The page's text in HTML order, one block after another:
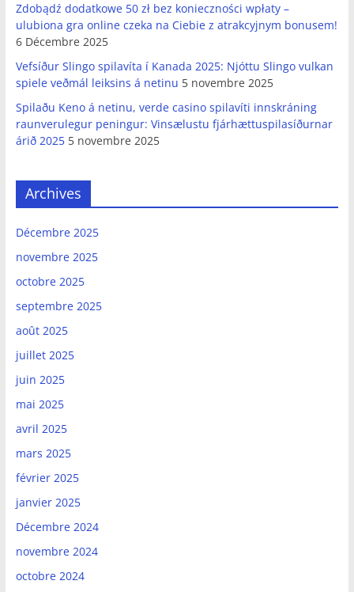
Zdobądź dodatkowe 50 zł bez konieczności wpłaty –
ulubiona gra online czeka na Ciebie z atrakcyjnym bonusem!
6 Décembre 2025
Vefsíður Slingo spilavíta í Kanada 2025: Njóttu Slingo vulkan
spiele veðmál leiksins á netinu 5 novembre 2025
Spilaðu Keno á netinu, verde casino spilavíti innskráning
raunverulegur peningur: Vinsælustu fjárhættuspilasíðurnar
árið 2025 5 novembre 2025
Archives
Décembre 2025
novembre 2025
octobre 2025
septembre 2025
août 2025
juillet 2025
juin 2025
mai 2025
avril 2025
mars 2025
février 2025
janvier 2025
Décembre 2024
novembre 2024
octobre 2024